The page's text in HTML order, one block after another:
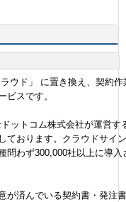
ウド」 に置き換え、契約作
ビスです。
ットコム株式会社が運営す
ております。クラウドサイ
問わず300,000社以上に導入
が済んでいる契約書・発注